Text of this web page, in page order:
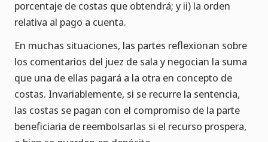
porcentaje de costas que obtendrá; y ii) la orden
relativa al pago a cuenta.
En muchas situaciones, las partes reflexionan sobre
los comentarios del juez de sala y negocian la suma
que una de ellas pagará a la otra en concepto de
costas. Invariablemente, si se recurre la sentencia,
las costas se pagan con el compromiso de la parte
beneficiaria de reembolsarlas si el recurso prospera,